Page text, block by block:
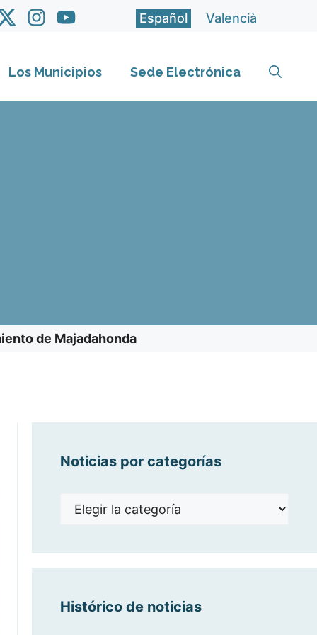
Español Valencià
Los Municipios Sede Electrónica
de Majadahonda
Noticias por categorías
Noticias
Histórico de noticias